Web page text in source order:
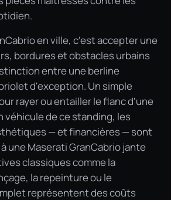
en ville, c'est accepter une
bordures et obstacles urbains
entre une berline
d'exception. Un simple
rayer ou entailler le flanc d'une
véhicule de ce standing, les
— et financières — sont
une Maserati GranCabrio jante
classiques comme la
la repeinture ou le
représentent des coûts